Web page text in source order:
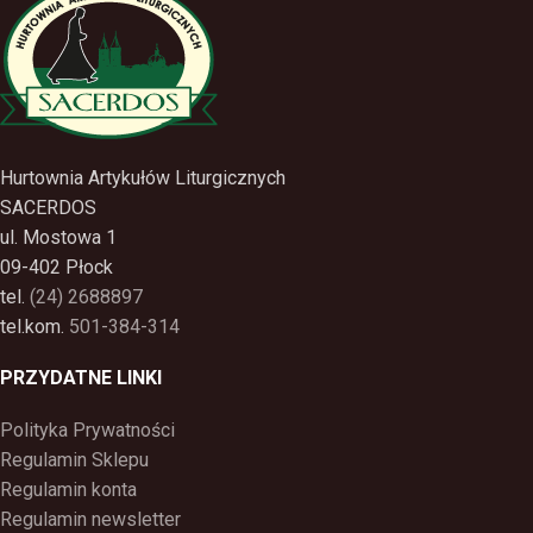
Hurtownia Artykułów Liturgicznych
SACERDOS
ul. Mostowa 1
09-402 Płock
tel. (24) 2688897
tel.kom. 501-384-314
PRZYDATNE LINKI
Polityka Prywatności
Regulamin Sklepu
Regulamin konta
Regulamin newsletter